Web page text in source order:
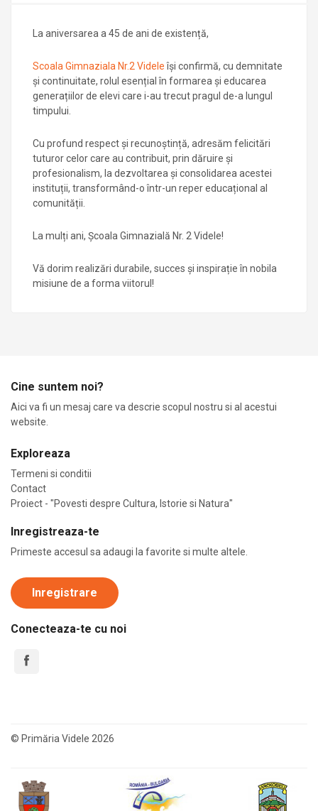
La aniversarea a 45 de ani de existență,
Scoala Gimnaziala Nr.2 Videleîși confirmă, cu demnitate
și continuitate, rolul esențial în formarea și educarea
generațiilor de elevi care i-au trecut pragul de-a lungul
timpului.
Cu profund respect și recunoștință, adresăm felicitări
tuturor celor care au contribuit, prin dăruire și
profesionalism, la dezvoltarea și consolidarea acestei
instituții, transformând-o într-un reper educațional al
comunității.
La mulți ani, Școala Gimnazială Nr. 2 Videle!
Vă dorim realizări durabile, succes și inspirație în nobila
misiune de a forma viitorul!
Cine suntem noi?
Aici va fi un mesaj care va descrie scopul nostru si al acestui
website.
Exploreaza
Termeni si conditii
Contact
Proiect - "Povesti despre Cultura, Istorie si Natura"
Inregistreaza-te
Primeste accesul sa adaugi la favorite si multe altele.
Inregistrare
Conecteaza-te cu noi
© Primăria Videle 2026